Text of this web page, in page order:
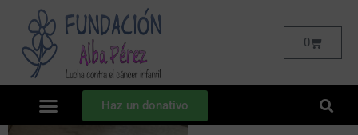
0
Haz un donativo